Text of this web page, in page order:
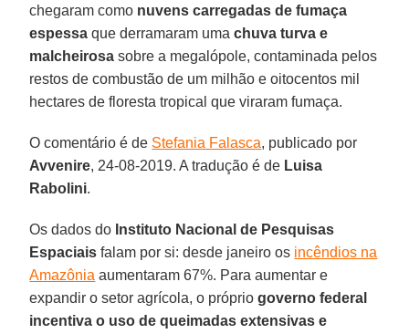
chegaram como nuvens carregadas de fumaça
espessa que derramaram umachuva turva e
malcheirosa sobre a megalópole, contaminada pelos
restos de combustão de um milhão e oitocentos mil
hectares de floresta tropical que viraram fumaça.
O comentário é de Stefania Falasca, publicado por
Avvenire, 24-08-2019. A tradução é de Luisa
Rabolini.
Os dados do Instituto Nacional de Pesquisas
Espaciais falam por si: desde janeiro os incêndios na
Amazônia aumentaram 67%. Para aumentar e
expandir o setor agrícola, o própriogoverno federal
incentiva o uso de queimadas extensivas e